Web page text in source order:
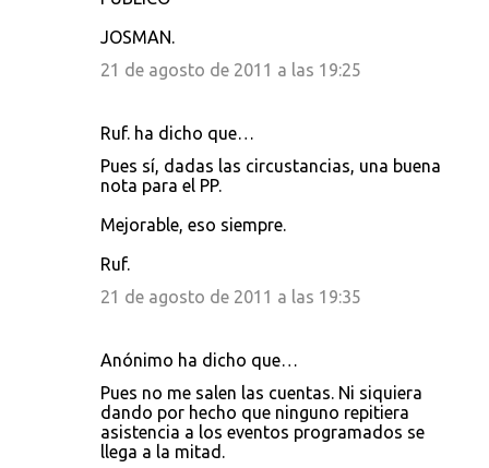
JOSMAN.
21 de agosto de 2011 a las 19:25
Ruf. ha dicho que…
Pues sí, dadas las circustancias, una buena
nota para el PP.
Mejorable, eso siempre.
Ruf.
21 de agosto de 2011 a las 19:35
Anónimo ha dicho que…
Pues no me salen las cuentas. Ni siquiera
dando por hecho que ninguno repitiera
asistencia a los eventos programados se
llega a la mitad.